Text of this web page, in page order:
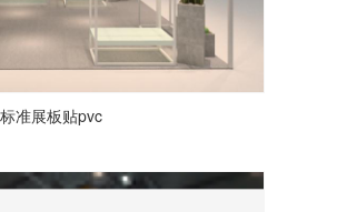
标准展板贴pvc